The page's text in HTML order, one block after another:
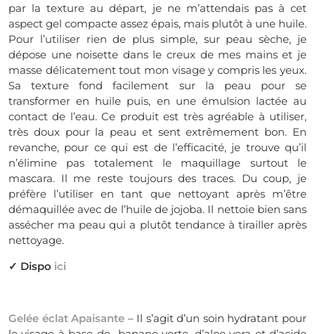
par la texture au départ, je ne m’attendais pas à cet
aspect gel compacte assez épais, mais plutôt à une huile.
Pour l’utiliser rien de plus simple, sur peau sèche, je
dépose une noisette dans le creux de mes mains et je
masse délicatement tout mon visage y compris les yeux.
Sa texture fond facilement sur la peau pour se
transformer en huile puis, en une émulsion lactée au
contact de l’eau. Ce produit est très agréable à utiliser,
très doux pour la peau et sent extrêmement bon. En
revanche, pour ce qui est de l’efficacité, je trouve qu’il
n’élimine pas totalement le maquillage surtout le
mascara. Il me reste toujours des traces. Du coup, je
préfère l’utiliser en tant que nettoyant après m’être
démaquillée avec de l’huile de jojoba. Il nettoie bien sans
assécher ma peau qui a plutôt tendance à tirailler après
nettoyage.
✓ Dispo ici
Gelée éclat Apaisante – Il s’agit d’un soin hydratant pour